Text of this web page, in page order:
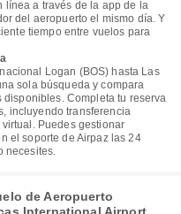
línea a través de la app de la
del aeropuerto el mismo día. Y
tiempo entre vuelos para
Logan (BOS) hasta Las
sola búsqueda y compara
Completa tu reserva
incluyendo transferencia
Puedes gestionar
el soporte de Airpaz las 24
necesites.
de Aeropuerto